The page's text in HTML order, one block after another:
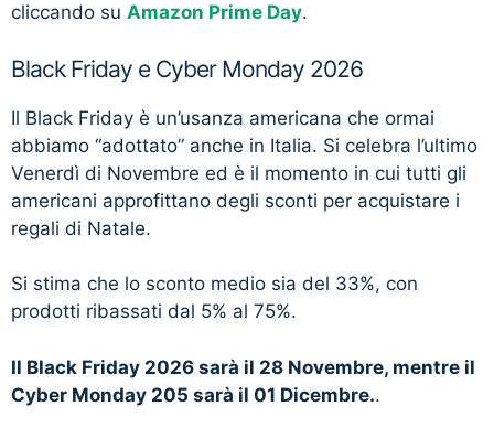
cliccando su Amazon Prime Day.
Black Friday e Cyber Monday 2026
Il Black Friday è un’usanza americana che ormai
abbiamo “adottato” anche in Italia. Si celebra l’ultimo
Venerdì di Novembre ed è il momento in cui tutti gli
americani approfittano degli sconti per acquistare i
regali di Natale.
Si stima che lo sconto medio sia del 33%, con
prodotti ribassati dal 5% al 75%.
Il Black Friday 2026 sarà il 28 Novembre, mentre il
Cyber Monday 205 sarà il 01 Dicembre..